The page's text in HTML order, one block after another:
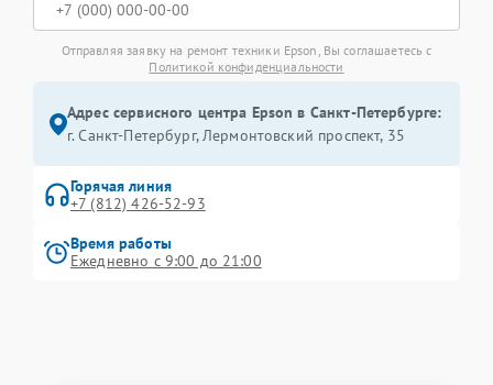
Отправляя заявку на ремонт техники Epson, Вы соглашаетесь с
Политикой конфиденциальности
Адрес сервисного центра Epson в Санкт-Петербурге:
г. Санкт-Петербург, Лермонтовский проспект, 35
Горячая линия
+7 (812) 426-52-93
Время работы
Ежедневно с 9:00 до 21:00